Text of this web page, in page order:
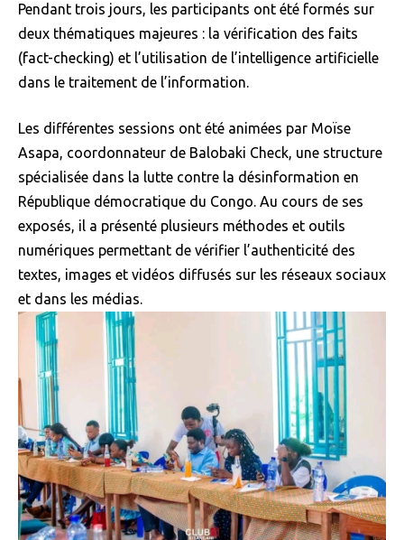
Pendant trois jours, les participants ont été formés sur
deux thématiques majeures : la vérification des faits
(fact-checking) et l’utilisation de l’intelligence artificielle
dans le traitement de l’information.
Les différentes sessions ont été animées par Moïse
Asapa, coordonnateur de Balobaki Check, une structure
spécialisée dans la lutte contre la désinformation en
République démocratique du Congo. Au cours de ses
exposés, il a présenté plusieurs méthodes et outils
numériques permettant de vérifier l’authenticité des
textes, images et vidéos diffusés sur les réseaux sociaux
et dans les médias.